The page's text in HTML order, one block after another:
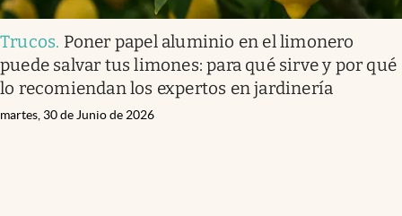
Trucos. Poner papel aluminio en el limonero
puede salvar tus limones: para qué sirve y por qué
lo recomiendan los expertos en jardinería
martes, 30 de Junio de 2026